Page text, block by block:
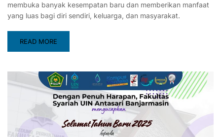
membuka banyak kesempatan baru dan memberikan manfaat
yang luas bagi diri sendiri, keluarga, dan masyarakat.
READ MORE